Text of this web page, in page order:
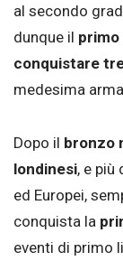
al secondo
dunque il primo
conquistare
medesima
Dopo il bronzo
londinesi, e più
ed Europei,
conquista la
eventi di primo